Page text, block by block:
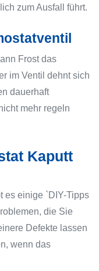
zum Ausfall führt.
Frost das
im Ventil dehnt sich
dauerhaft
mehr regeln
Kaputt
es einige `DIY-Tipps
die Sie
Defekte lassen
wenn das